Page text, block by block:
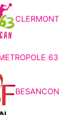
CLERMONT
63
BESANCON